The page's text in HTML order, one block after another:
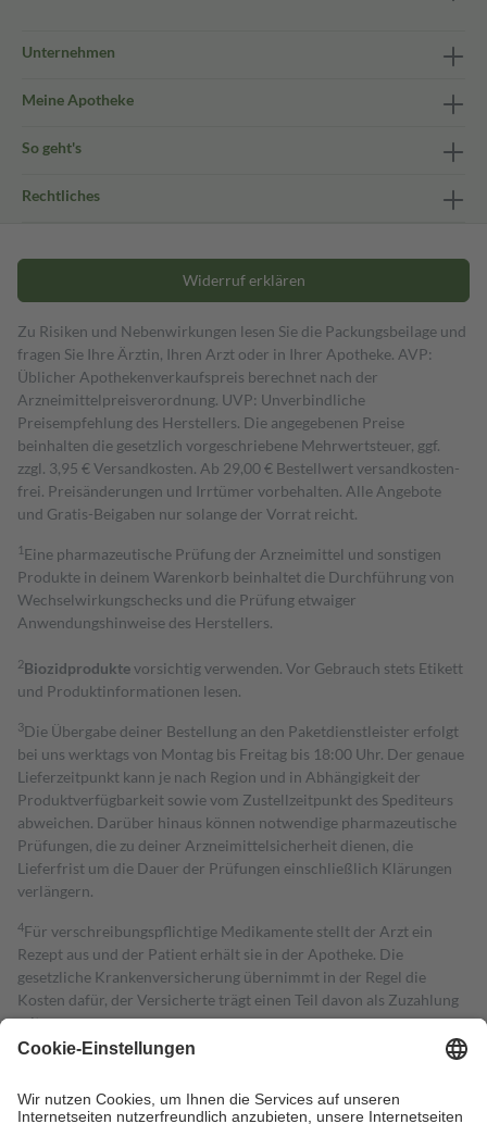
Unternehmen
Meine Apotheke
So geht's
Rechtliches
Widerruf erklären
Zu Risiken und Nebenwirkungen lesen Sie die Packungsbeilage und
fragen Sie Ihre Ärztin, Ihren Arzt oder in Ihrer Apotheke. AVP:
Üblicher Apothekenverkaufspreis berechnet nach der
Arzneimittelpreisverordnung. UVP: Unverbindliche
Preisempfehlung des Herstellers. Die angegebenen Preise
beinhalten die gesetzlich vorgeschriebene Mehrwertsteuer, ggf.
zzgl. 3,95 € Versandkosten. Ab 29,00 € Bestell­wert versand­kosten­
frei. Preisänderungen und Irrtümer vorbehalten. Alle Angebote
und Gratis-Beigaben nur solange der Vorrat reicht.
1 Eine pharmazeutische Prüfung der Arzneimittel und sonstigen
Produkte in deinem Warenkorb beinhaltet die Durchführung von
Wechselwirkungschecks und die Prüfung etwaiger
Anwendungshinweise des Herstellers.
2Biozidproduktevorsichtig verwenden. Vor Gebrauch stets Etikett
und Produktinformationen lesen.
3Die Übergabe deiner Bestellung an den Paketdienstleister erfolgt
bei uns werktags von Montag bis Freitag bis 18:00 Uhr. Der genaue
Lieferzeitpunkt kann je nach Region und in Abhängigkeit der
Produktverfügbarkeit sowie vom Zustellzeitpunkt des Spediteurs
abweichen. Darüber hinaus können notwendige pharmazeutische
Prüfungen, die zu deiner Arzneimittelsicherheit dienen, die
Lieferfrist um die Dauer der Prüfungen einschließlich Klärungen
verlängern.
4Für verschreibungspflichtige Medikamente stellt der Arzt ein
Rezept aus und der Patient erhält sie in der Apotheke. Die
gesetzliche Krankenversicherung übernimmt in der Regel die
Kosten dafür, der Versicherte trägt einen Teil davon als Zuzahlung
mit.
Grundsätzlich leisten Mitglieder Zuzahlungen in Höhe von zehn
höchstens zehn Euro.
Es sind jedoch nie mehr als die tatsächlichen
Kosten der Leistung zu entrichten.